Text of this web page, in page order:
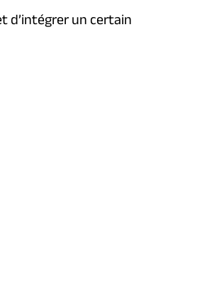
d’intégrer un certain